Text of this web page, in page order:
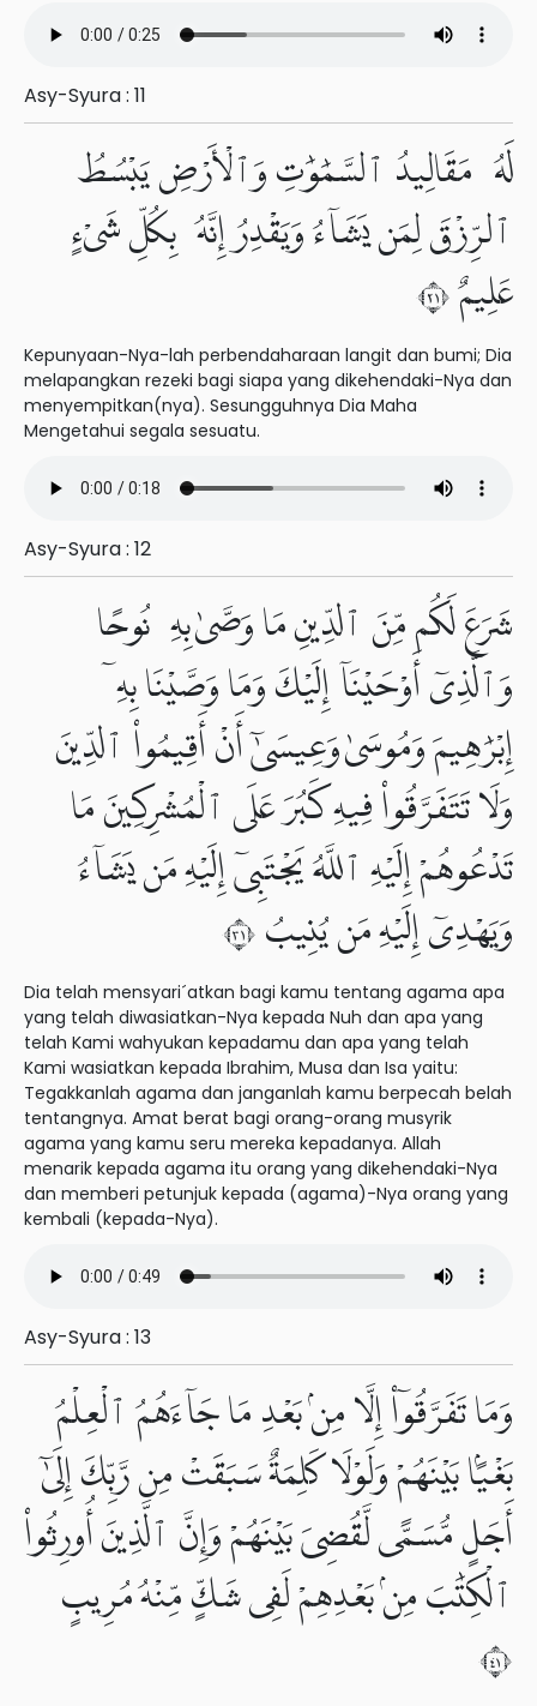
Asy-Syura : 11
لَهُۥ مَقَالِيدُ ٱلسَّمَٰوَٰتِ وَٱلْأَرْضِ يَبْسُطُ
ٱلرِّزْقَ لِمَن يَشَآءُ وَيَقْدِرُ إِنَّهُۥ بِكُلِّ شَىْءٍ
عَلِيمٌ ١٢
Kepunyaan-Nya-lah perbendaharaan langit dan bumi; Dia
melapangkan rezeki bagi siapa yang dikehendaki-Nya dan
menyempitkan(nya). Sesungguhnya Dia Maha
Mengetahui segala sesuatu.
Asy-Syura : 12
شَرَعَ لَكُم مِّنَ ٱلدِّينِ مَا وَصَّىٰ بِهِۦ نُوحًا
وَٱلَّذِىٓ أَوْحَيْنَآ إِلَيْكَ وَمَا وَصَّيْنَا بِهِۦٓ
إِبْرَٰهِيمَ وَمُوسَىٰ وَعِيسَىٰٓ أَنْ أَقِيمُوا۟ ٱلدِّينَ
وَلَا تَتَفَرَّقُوا۟ فِيهِ كَبُرَ عَلَى ٱلْمُشْرِكِينَ مَا
تَدْعُوهُمْ إِلَيْهِ ٱللَّهُ يَجْتَبِىٓ إِلَيْهِ مَن يَشَآءُ
وَيَهْدِىٓ إِلَيْهِ مَن يُنِيبُ ١٣
Dia telah mensyari´atkan bagi kamu tentang agama apa
yang telah diwasiatkan-Nya kepada Nuh dan apa yang
telah Kami wahyukan kepadamu dan apa yang telah
Kami wasiatkan kepada Ibrahim, Musa dan Isa yaitu:
Tegakkanlah agama dan janganlah kamu berpecah belah
tentangnya. Amat berat bagi orang-orang musyrik
agama yang kamu seru mereka kepadanya. Allah
menarik kepada agama itu orang yang dikehendaki-Nya
dan memberi petunjuk kepada (agama)-Nya orang yang
kembali (kepada-Nya).
Asy-Syura : 13
وَمَا تَفَرَّقُوٓا۟ إِلَّا مِنۢ بَعْدِ مَا جَآءَهُمُ ٱلْعِلْمُ
بَغْيًۢا بَيْنَهُمْ وَلَوْلَا كَلِمَةٌ سَبَقَتْ مِن رَّبِّكَ إِلَىٰٓ
أَجَلٍ مُّسَمًّى لَّقُضِىَ بَيْنَهُمْ وَإِنَّ ٱلَّذِينَ أُورِثُوا۟
ٱلْكِتَٰبَ مِنۢ بَعْدِهِمْ لَفِى شَكٍّ مِّنْهُ مُرِيبٍ
١٤